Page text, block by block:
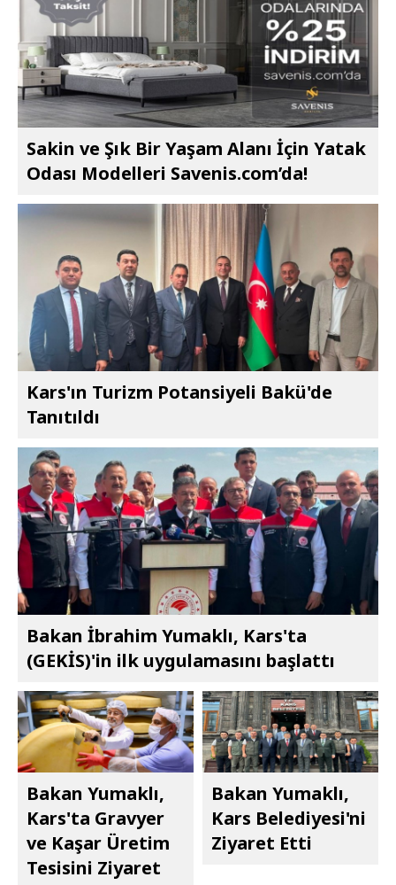
Sakin ve Şık Bir Yaşam Alanı İçin Yatak
Odası Modelleri Savenis.com’da!
Kars'ın Turizm Potansiyeli Bakü'de
Tanıtıldı
Bakan İbrahim Yumaklı, Kars'ta
(GEKİS)'in ilk uygulamasını başlattı
Bakan Yumaklı,
Kars'ta Gravyer
ve Kaşar Üretim
Tesisini Ziyaret
Bakan Yumaklı,
Kars Belediyesi'ni
Ziyaret Etti